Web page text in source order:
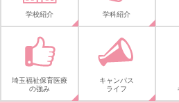
学校紹介 学科紹介
埼玉福祉保育医療
の強み
キャンパス
ライフ